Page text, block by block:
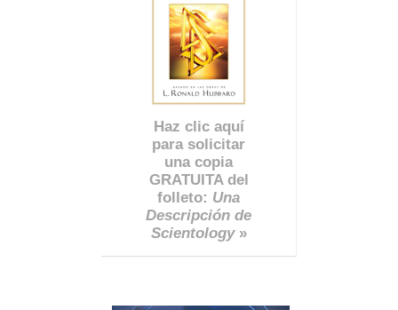
Haz clic aquí
para solicitar
una copia
GRATUITA del
folleto: Una
Descripción de
Scientology»